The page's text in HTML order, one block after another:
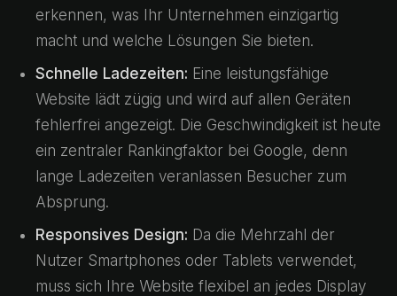
erkennen, was Ihr Unternehmen einzigartig
macht und welche Lösungen Sie bieten.
Schnelle Ladezeiten: Eine leistungsfähige
Website lädt zügig und wird auf allen Geräten
fehlerfrei angezeigt. Die Geschwindigkeit ist heute
ein zentraler Rankingfaktor bei Google, denn
lange Ladezeiten veranlassen Besucher zum
Absprung.
Responsives Design: Da die Mehrzahl der
Nutzer Smartphones oder Tablets verwendet,
muss sich Ihre Website flexibel an jedes Display